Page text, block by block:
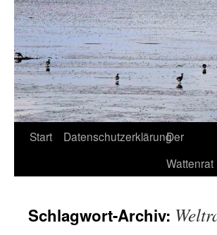
Start DatenschutzerklärungDer
Wattenrat
Schlagwort-Archiv: